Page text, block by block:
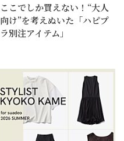
ここでしか買えない！“大人
向け”を考えぬいた「ハピプ
ラ別注アイテム」